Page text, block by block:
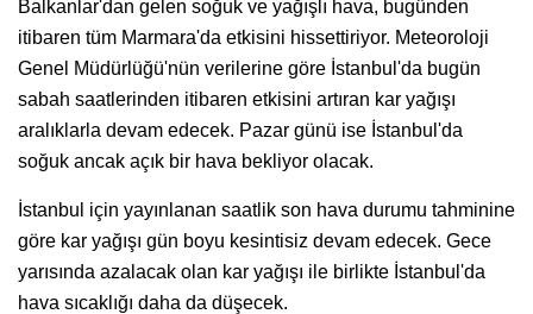
Balkanlar'dan gelen soğuk ve yağışlı hava, bugünden
itibaren tüm Marmara'da etkisini hissettiriyor. Meteoroloji
Genel Müdürlüğü'nün verilerine göre İstanbul'da bugün
sabah saatlerinden itibaren etkisini artıran kar yağışı
aralıklarla devam edecek. Pazar günü ise İstanbul'da
soğuk ancak açık bir hava bekliyor olacak.
İstanbul için yayınlanan saatlik son hava durumu tahminine
göre kar yağışı gün boyu kesintisiz devam edecek. Gece
yarısında azalacak olan kar yağışı ile birlikte İstanbul'da
hava sıcaklığı daha da düşecek.